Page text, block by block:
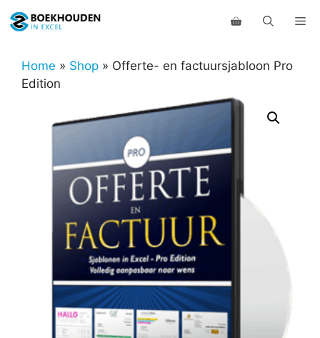
naar
inhoudHome » Shop » Offerte- en factuursjabloon Pro
Edition